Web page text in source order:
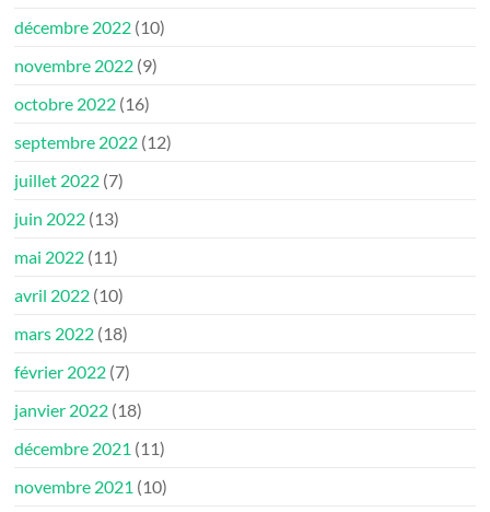
décembre 2022 (10)
novembre 2022 (9)
octobre 2022 (16)
septembre 2022 (12)
juillet 2022 (7)
juin 2022 (13)
mai 2022 (11)
avril 2022 (10)
mars 2022 (18)
février 2022 (7)
janvier 2022 (18)
décembre 2021 (11)
novembre 2021 (10)